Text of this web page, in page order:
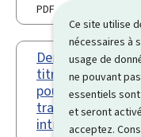
Ce site utilise
nécessaires à
usage de
ne pouvant
essentiels
et seront
acceptez.
PDF
Demande en
titre de séjour
pour
travailleur
intragroupe